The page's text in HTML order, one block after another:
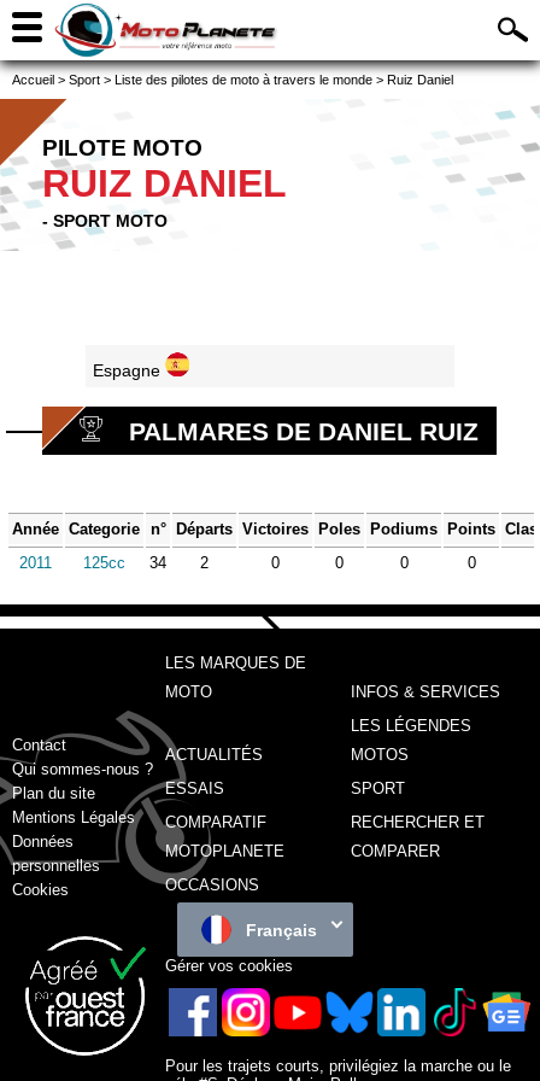
Accueil > Sport > Liste des pilotes de moto à travers le monde > Ruiz Daniel
PILOTE MOTO
RUIZ DANIEL
- SPORT MOTO
Espagne
PALMARES DE DANIEL RUIZ
Année Categorie n° Départs Victoires Poles Podiums Points
2011
125cc 34 2 0 0 0 0
Contact
Qui sommes-nous ?
Plan du site
Mentions Légales
Données
personnelles
Cookies
LES MARQUES DE
MOTO
INFOS & SERVICES
ACTUALITÉS
LES LÉGENDES
MOTOS
ESSAIS
SPORT
COMPARATIF
MOTOPLANETE
RECHERCHER ET
COMPARER
OCCASIONS
Français
Gérer vos cookies
Pour les trajets courts, privilégiez la marche ou le